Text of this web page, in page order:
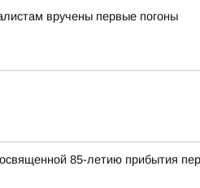
вручены первые погоны
85-летию прибытия